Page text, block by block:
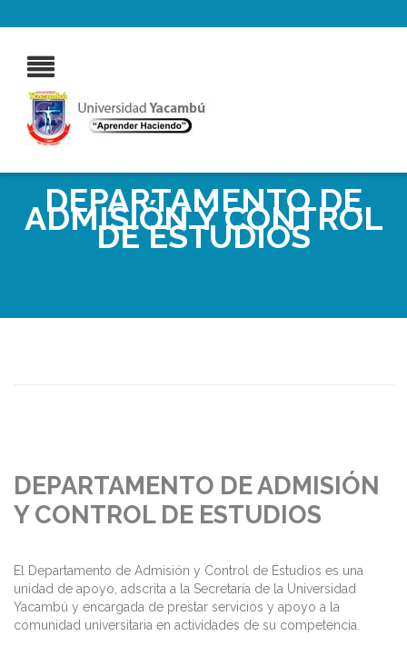
DEPARTAMENTO DE
ADMISIÓN Y CONTROL
DE ESTUDIOS
DEPARTAMENTO DE ADMISIÓN
Y CONTROL DE ESTUDIOS
El Departamento de Admisión y Control de Estudios es una
unidad de apoyo, adscrita a la Secretaría de la Universidad
Yacambú y encargada de prestar servicios y apoyo a la
comunidad universitaria en actividades de su competencia.